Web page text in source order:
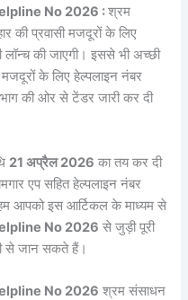
No 2026 :श्रम
की प्रवासी मजदूरों के लिए
लॉन्च की जाएगी। इससे भी अच्छी
के लिए हेल्पलाइन नंबर
की ओर से टेंडर जारी कर दी
21 अप्रैल 2026 का तय कर दी
एप सहित हेल्पलाइन नंबर
हम आपको इस आर्टिकल के माध्यम से
No 2026 से जुड़ी पूरी
से जान सकते हैं।
No 2026 श्रम संसाधन